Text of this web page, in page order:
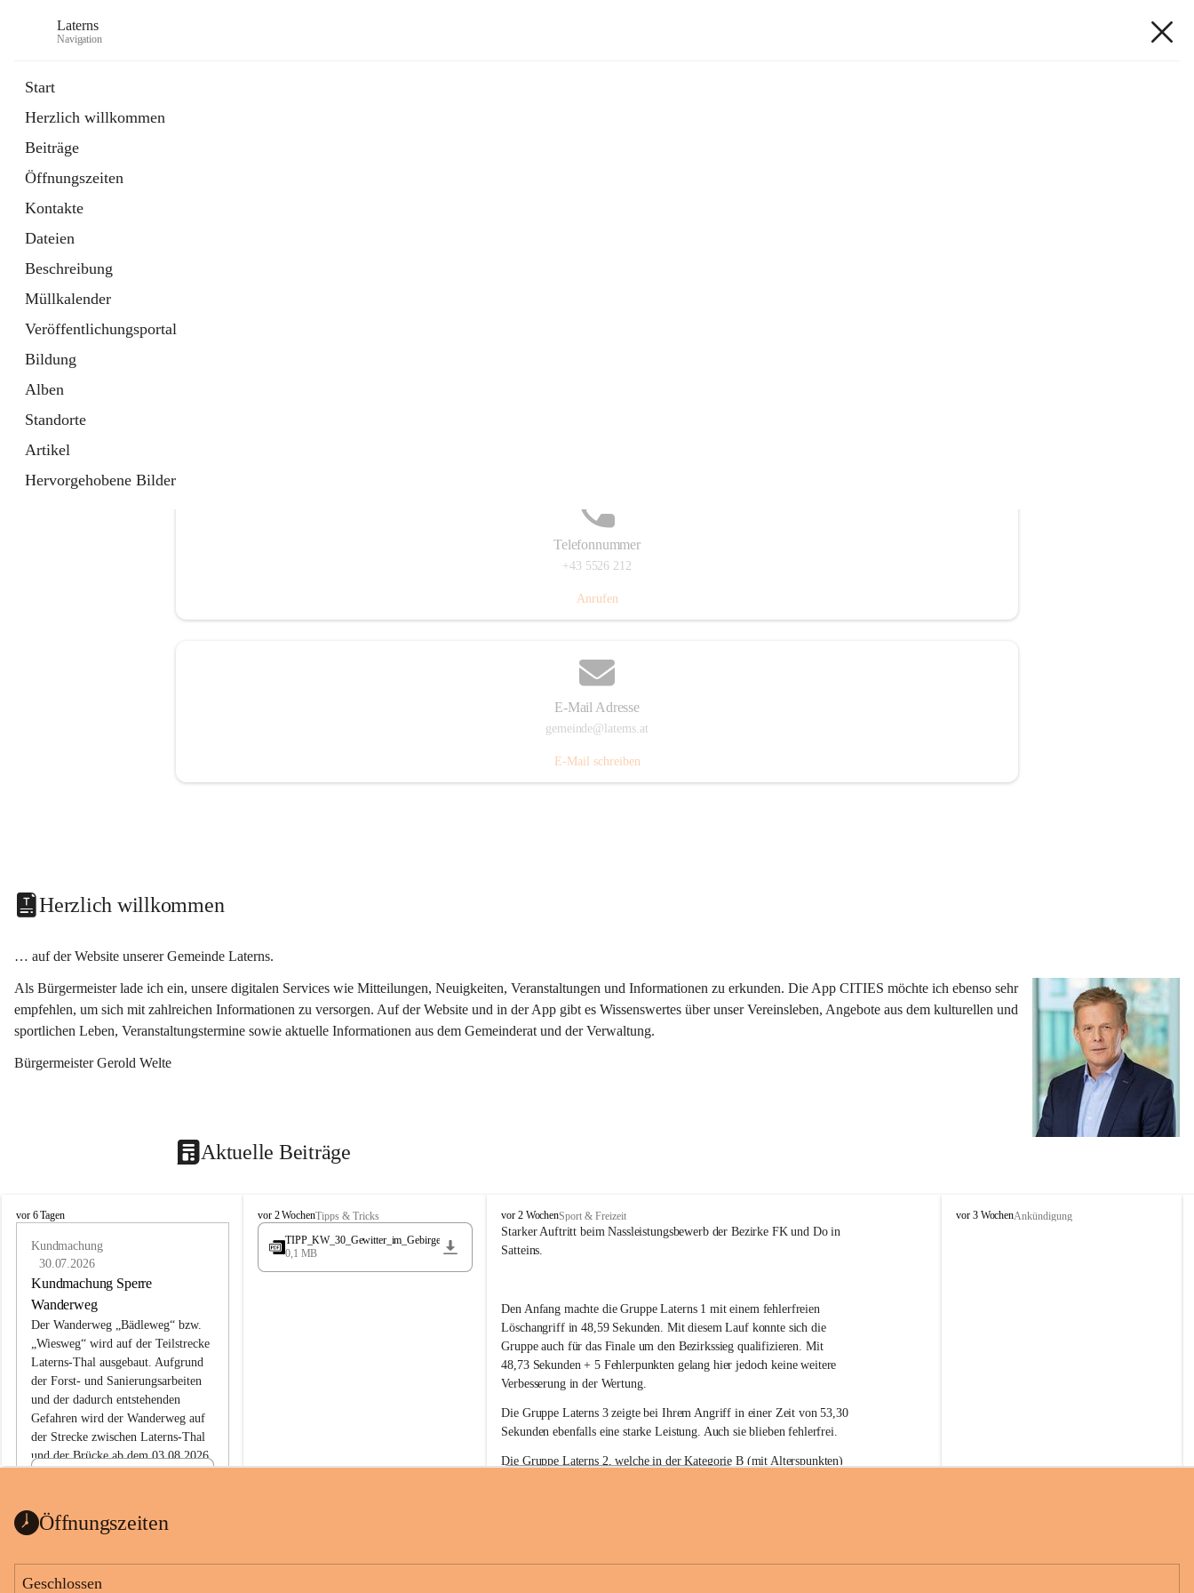
Laterns
Navigation
Start
Herzlich willkommen
Beiträge
Öffnungszeiten
Kontakte
Dateien
Beschreibung
Müllkalender
Veröffentlichungsportal
Bildung
Alben
Standorte
Artikel
Hervorgehobene Bilder
Telefonnummer
+43 5526 212
Anrufen
E-Mail Adresse
gemeinde@laterns.at
E-Mail schreiben
Herzlich willkommen
… auf der Website unserer Gemeinde Laterns.
Als Bürgermeister lade ich ein, unsere digitalen Services wie Mitteilungen, Neuigkeiten, Veranstaltungen und Informationen zu erkunden. Die App CITIES möchte ich ebenso sehr
empfehlen, um sich mit zahlreichen Informationen zu versorgen. Auf der Website und in der App gibt es Wissenswertes über unser Vereinsleben, Angebote aus dem kulturellen und
sportlichen Leben, Veranstaltungstermine sowie aktuelle Informationen aus dem Gemeinderat und der Verwaltung.
Bürgermeister Gerold Welte
Aktuelle Beiträge
L
vor 6 Tagen
Kundmachung
30.07.2026
Kundmachung Sperre
Wanderweg
Der Wanderweg „Bädleweg“ bzw.
„Wiesweg“ wird auf der Teilstrecke
Laterns-Thal ausgebaut. Aufgrund
der Forst- und Sanierungsarbeiten
und der dadurch entstehenden
Gefahren wird der Wanderweg auf
der Strecke zwischen Laterns-Thal
und der Brücke ab dem 03.08.2026
ht
1 Seite•0,1 MB
L
a
e
vor 2 WochenTipps & Tricks
TIPP_KW_30_Gewitter_im_Gebirge
0,1 MB
F
r
e
l
l
i
g
e
F
e
u
e
r
w
t
vor 2 WochenSport & Freizeit
Starker Auftritt beim Nassleistungsbewerb der Bezirke FK und Do in
Satteins.
Den Anfang machte die Gruppe Laterns 1 mit einem fehlerfreien
Löschangriff in 48,59 Sekunden. Mit diesem Lauf konnte sich die
Gruppe auch für das Finale um den Bezirkssieg qualifizieren. Mit
48,73 Sekunden + 5 Fehlerpunkten gelang hier jedoch keine weitere
Verbesserung in der Wertung.
Die Gruppe Laterns 3 zeigte bei Ihrem Angriff in einer Zeit von 53,30
Sekunden ebenfalls eine starke Leistung. Auch sie blieben fehlerfrei.
Die Gruppe Laterns 2, welche in der Kategorie B (mit Alterspunkten)
L
vor 3 WochenAnkündigung
Öffnungszeiten
Geschlossen